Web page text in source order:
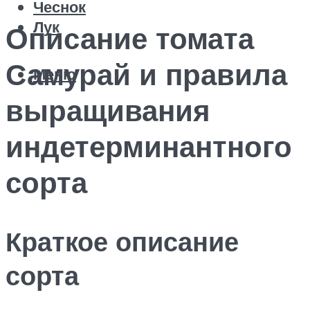
Чеснок
Лук
Меню
Описание томата
Самурай и правила
выращивания
индетерминантного
сорта
Краткое описание
сорта